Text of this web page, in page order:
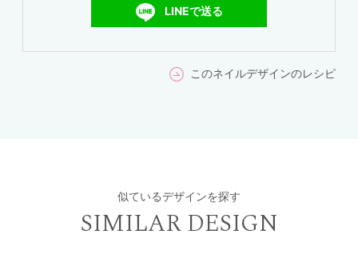
LINEで送る
このネイルデザインのレシピ
似ているデザインを探す
SIMILAR DESIGN